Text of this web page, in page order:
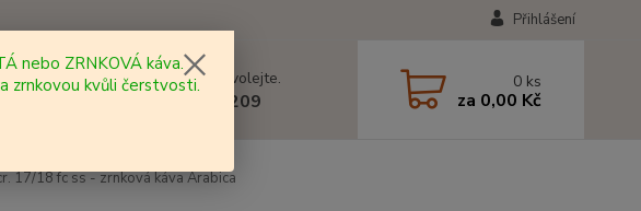
Přihlášení
Nevíte si rady? Zavolejte.
+420 602 577 209
0 ks
za 0,00 Kč
17/18 fc ss - zrnková káva Arabica
nebo ZRNKOVÁ káva.
zrnkovou kvůli čerstvosti.